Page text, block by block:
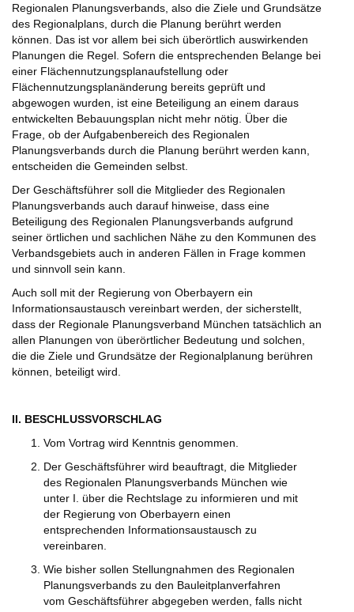
Regionalen Planungsverbands, also die Ziele und Grundsätze
des Regionalplans, durch die Planung berührt werden
können. Das ist vor allem bei sich überörtlich auswirkenden
Planungen die Regel. Sofern die entsprechenden Belange bei
einer Flächennutzungsplanaufstellung oder
Flächennutzungsplanänderung bereits geprüft und
abgewogen wurden, ist eine Beteiligung an einem daraus
entwickelten Bebauungsplan nicht mehr nötig. Über die
Frage, ob der Aufgabenbereich des Regionalen
Planungsverbands durch die Planung berührt werden kann,
entscheiden die Gemeinden selbst.
Der Geschäftsführer soll die Mitglieder des Regionalen
Planungsverbands auch darauf hinweise, dass eine
Beteiligung des Regionalen Planungsverbands aufgrund
seiner örtlichen und sachlichen Nähe zu den Kommunen des
Verbandsgebiets auch in anderen Fällen in Frage kommen
und sinnvoll sein kann.
Auch soll mit der Regierung von Oberbayern ein
Informationsaustausch vereinbart werden, der sicherstellt,
dass der Regionale Planungsverband München tatsächlich an
allen Planungen von überörtlicher Bedeutung und solchen,
die die Ziele und Grundsätze der Regionalplanung berühren
können, beteiligt wird.
II. BESCHLUSSVORSCHLAG
Vom Vortrag wird Kenntnis genommen.
Der Geschäftsführer wird beauftragt, die Mitglieder
des Regionalen Planungsverbands München wie
unter I. über die Rechtslage zu informieren und mit
der Regierung von Oberbayern einen
entsprechenden Informationsaustausch zu
vereinbaren.
Wie bisher sollen Stellungnahmen des Regionalen
Planungsverbands zu den Bauleitplanverfahren
vom Geschäftsführer abgegeben werden, falls nicht